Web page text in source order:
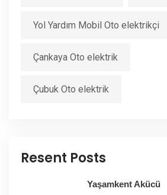
Yol Yardım Mobil Oto elektrikçi
Çankaya Oto elektrik
Çubuk Oto elektrik
Resent Posts
Yaşamkent Akücü